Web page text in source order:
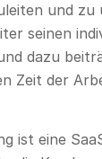
und
seinen
dazu
Zeit der
ist eine